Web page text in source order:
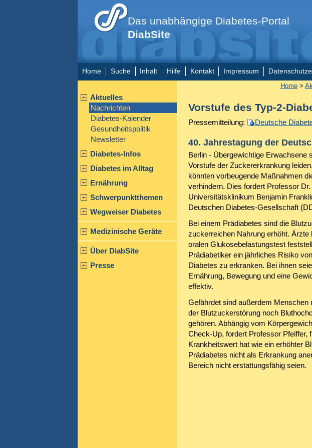
Das unabhängige Diabetes-Portal
DiabSite
Home Suche Inhalt Hilfe Kontakt Impressum
Aktuelles
Nachrichten
Diabetes-Kalender
Gesundheitspolitik
Newsletter
Diabetes-Infos
Diabetes im Alltag
Ernährung
Schwerpunktthemen
Wegweiser Diabetes
Medizinische Geräte
Über DiabSite
Presse
Home>
Vorstufe des Typ-2-
Pressemitteilung: Deutsche
40. Jahrestagung der
Berlin - Übergewichtige Erwachsene
Vorstufe der Zuckererkrankung
könnten vorbeugende Maßnahmen
verhindern. Dies fordert Professor
Universitätsklinikum Benjamin
Deutschen Diabetes-Gesellschaft
Bei einem Prädiabetes sind die
zuckerreichen Nahrung erhöht.
oralen Glukosebelastungstest
Prädiabetiker ein jährliches Risiko
Diabetes zu erkranken. Bei ihnen
Ernährung, Bewegung und eine
effektiv.
Gefährdet sind außerdem
der Blutzuckerstörung noch
gehören. Abhängig vom
Check-Up, fordert Professor Pfeiffer,
Krankheitswert hat wie ein erhöhter
Prädiabetes nicht als Erkrankung
Bereich nicht erstattungsfähig seien.